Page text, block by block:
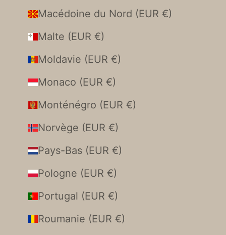
Macédoine du Nord (EUR €)
Malte (EUR €)
Moldavie (EUR €)
Monaco (EUR €)
Monténégro (EUR €)
Norvège (EUR €)
Pays-Bas (EUR €)
Pologne (EUR €)
Portugal (EUR €)
Roumanie (EUR €)